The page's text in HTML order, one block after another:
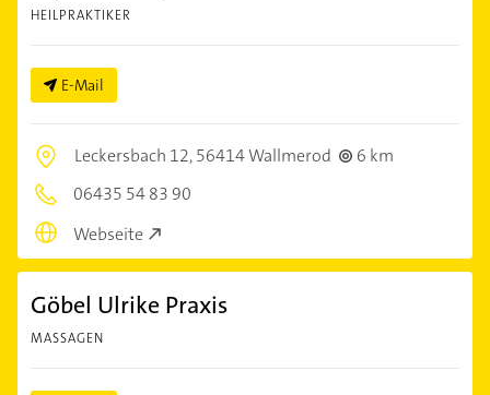
HEILPRAKTIKER
E-Mail
Leckersbach 12,56414 Wallmerod
6 km
06435 54 83 90
Webseite
Göbel Ulrike Praxis
MASSAGEN